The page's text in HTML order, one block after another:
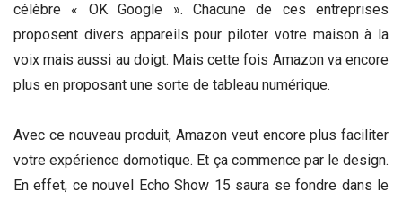
célèbre « OK Google ». Chacune de ces entreprises
proposent divers appareils pour piloter votre maison à la
voix mais aussi au doigt. Mais cette fois Amazon va encore
plus en proposant une sorte de tableau numérique.
Avec ce nouveau produit, Amazon veut encore plus faciliter
votre expérience domotique. Et ça commence par le design.
En effet, ce nouvel Echo Show 15 saura se fondre dans le